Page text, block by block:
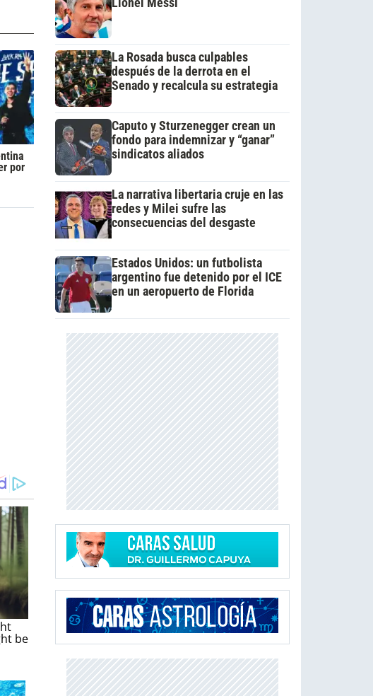
por
La Rosada busca culpables
después de la derrota en el
Senado y recalcula su estrategia
Caputo y Sturzenegger crean un
fondo para indemnizar y “ganar”
sindicatos aliados
La narrativa libertaria cruje en las
redes y Milei sufre las
consecuencias del desgaste
Estados Unidos: un futbolista
argentino fue detenido por el ICE
en un aeropuerto de Florida